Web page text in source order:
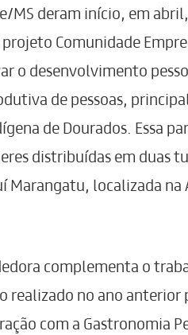
MS deram início, em
Comunidade
o desenvolvimento
de pessoas,
de Dourados. Essa
distribuídas em duas
Marangatu, localizada na
complementa o
realizado no ano anterior
com a Gastronomia